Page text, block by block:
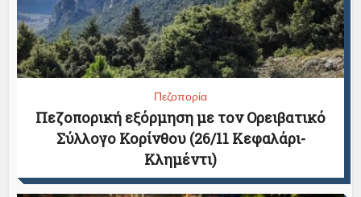
Πεζοπορία
Πεζοπορική εξόρμηση με τον Ορειβατικό
Σύλλογο Κορίνθου (26/11 Κεφαλάρι-
Κλημέντι)